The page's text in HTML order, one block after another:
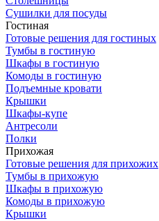
Сушилки для посуды
Гостиная
Готовые решения для гостиных
Тумбы в гостиную
Шкафы в гостиную
Комоды в гостиную
Подъемные кровати
Крышки
Шкафы-купе
Антресоли
Полки
Прихожая
Готовые решения для прихожих
Тумбы в прихожую
Шкафы в прихожую
Комоды в прихожую
Крышки